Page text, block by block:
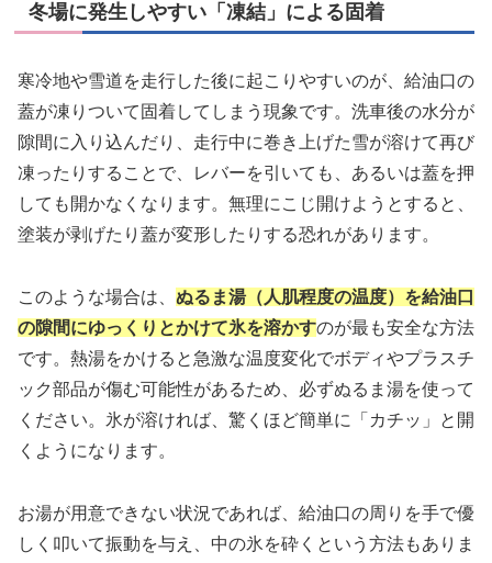
冬場に発生しやすい「凍結」による固着
寒冷地や雪道を走行した後に起こりやすいのが、給油口の
蓋が凍りついて固着してしまう現象です。洗車後の水分が
隙間に入り込んだり、走行中に巻き上げた雪が溶けて再び
凍ったりすることで、レバーを引いても、あるいは蓋を押
しても開かなくなります。無理にこじ開けようとすると、
塗装が剥げたり蓋が変形したりする恐れがあります。
このような場合は、 ぬるま湯（人肌程度の温度）を給油口
の隙間にゆっくりとかけて氷を溶かすのが最も安全な方法
です。熱湯をかけると急激な温度変化でボディやプラスチ
ック部品が傷む可能性があるため、必ずぬるま湯を使って
ください。氷が溶ければ、驚くほど簡単に「カチッ」と開
くようになります。
お湯が用意できない状況であれば、給油口の周りを手で優
しく叩いて振動を与え、中の氷を砕くという方法もありま